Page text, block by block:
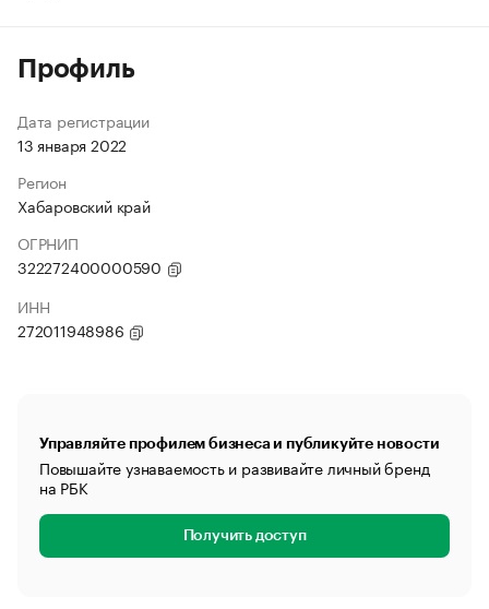
Профиль
Дата регистрации
13 января 2022
Регион
Хабаровский край
ОГРНИП
322272400000590
ИНН
272011948986
Управляйте профилем бизнеса и публикуйте новости
Повышайте узнаваемость и развивайте личный бренд
на РБК
Получить доступ